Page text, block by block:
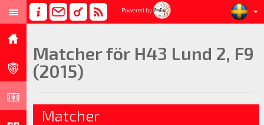
Powered by
Matcher för H43 Lund 2, F9
(2015)
Matcher